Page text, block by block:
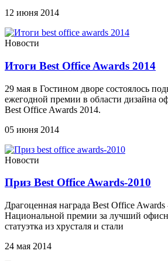
12 июня 2014
Новости
Итоги Best Office Awards 2014
29 мая в Гостином дворе состоялось
ежегодной премии в области дизайна
Best Office Awards 2014.
05 июня 2014
Новости
Приз Best Office Awards-2010
Драгоценная награда Best Office
Национальной премии за лучший
статуэтка из хрусталя и стали
24 мая 2014